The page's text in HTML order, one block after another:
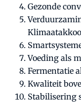
Gezonde
Voeding als
Fermentatie
Kwaliteit
Stabilisering